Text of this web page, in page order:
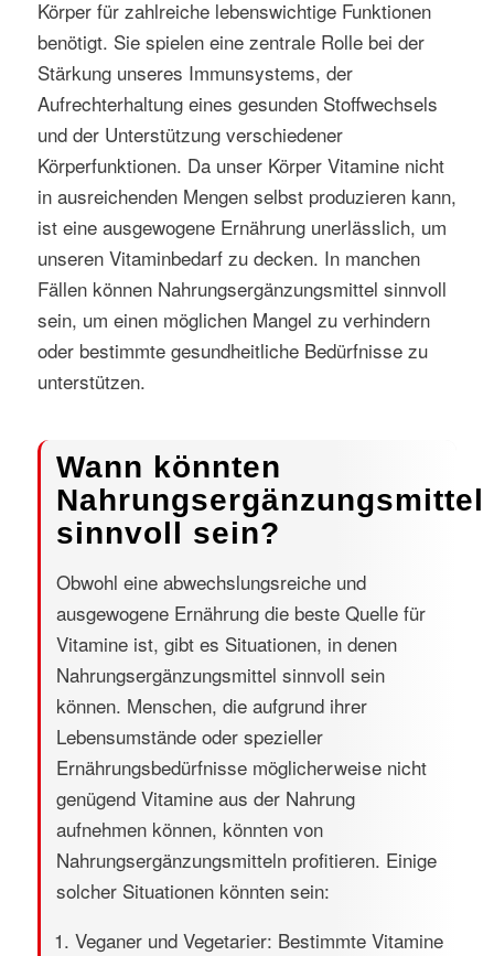
Körper für zahlreiche lebenswichtige Funktionen
benötigt. Sie spielen eine zentrale Rolle bei der
Stärkung unseres Immunsystems, der
Aufrechterhaltung eines gesunden Stoffwechsels
und der Unterstützung verschiedener
Körperfunktionen. Da unser Körper Vitamine nicht
in ausreichenden Mengen selbst produzieren kann,
ist eine ausgewogene Ernährung unerlässlich, um
unseren Vitaminbedarf zu decken. In manchen
Fällen können Nahrungsergänzungsmittel sinnvoll
sein, um einen möglichen Mangel zu verhindern
oder bestimmte gesundheitliche Bedürfnisse zu
unterstützen.
Wann könnten
Nahrungsergänzungsmittel
sinnvoll sein?
Obwohl eine abwechslungsreiche und
ausgewogene Ernährung die beste Quelle für
Vitamine ist, gibt es Situationen, in denen
Nahrungsergänzungsmittel sinnvoll sein
können. Menschen, die aufgrund ihrer
Lebensumstände oder spezieller
Ernährungsbedürfnisse möglicherweise nicht
genügend Vitamine aus der Nahrung
aufnehmen können, könnten von
Nahrungsergänzungsmitteln profitieren. Einige
solcher Situationen könnten sein:
Veganer und Vegetarier: Bestimmte Vitamine